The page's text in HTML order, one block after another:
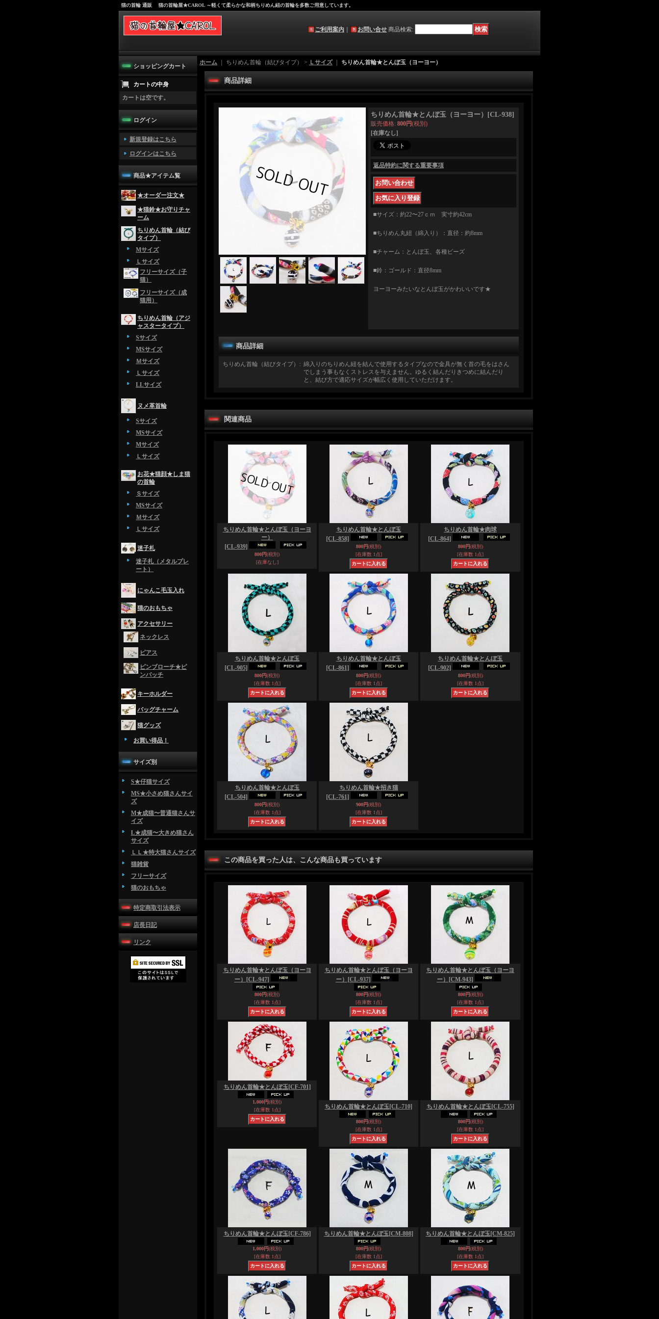
猫の首輪 通販 猫の首輪屋★CAROL ～軽くて柔らかな和柄ちりめん紐の首輪を多数ご用意しています。
ご利用案内 お問い合せ 商品検索:
ショッピングカート
カートの中身
カートは空です。
ログイン
新規登録はこちら
ログインはこちら
商品★アイテム覧
★オーダー注文★
★猫鈴★お守りチャ
ーム
ちりめん首輪（結び
タイプ）
Mサイズ
Ｌサイズ
フリーサイズ（子
猫）
フリーサイズ（成
猫用）
ちりめん首輪（アジ
ャスタータイプ）
Sサイズ
MSサイズ
Ｍサイズ
Ｌサイズ
LLサイズ
ヌメ革首輪
Sサイズ
MSサイズ
Mサイズ
Ｌサイズ
お花★猫顔★しま猫
の首輪
Ｓサイズ
MSサイズ
Ｍサイズ
Ｌサイズ
迷子札
迷子札（メタルプレ
ート）
にゃんこ毛玉入れ
猫のおもちゃ
アクセサリー
ネックレス
ピアス
ピンブローチ★ピ
ンバッチ
キーホルダー
バッグチャーム
猫グッズ
お買い得品！
サイズ別
S★仔猫サイズ
MS★小さめ猫さんサイ
ズ
M★成猫〜普通猫さんサ
イズ
L★成猫〜大きめ猫さん
サイズ
ＬＬ★特大猫さんサイズ
猫雑貨
フリーサイズ
猫のおもちゃ
特定商取引法表示
店長日記
リンク
ホーム ｜ ちりめん首輪（結びタイプ） > Ｌサイズ｜ ちりめん首輪★とんぼ玉（ヨーヨー）
商品詳細
ちりめん首輪★とんぼ玉（ヨーヨー） [CL-938]
販売価格: 800円(税別)
[在庫なし]
返品特約に関する重要事項
■サイズ：約22〜27ｃｍ 実寸約42cm
■ちりめん丸紐（綿入り）：直径：約8mm
■チャーム：とんぼ玉、各種ビーズ
■鈴：ゴールド：直径8mm
ヨーヨーみたいなとんぼ玉がかわいいです★
商品詳細
ちりめん首輪（結びタイプ） : 綿入りのちりめん紐を結んで使用するタイプなので金具が無く首の毛をはさん
でしまう事もなくストレスを与えません。ゆるく結んだりきつめに結んだり
と、結び方で適応サイズが幅広く使用していただけます。
関連商品
ちりめん首輪★とんぼ玉（ヨーヨ
ー）
[CL-939]
800円(税別)
[在庫なし]
ちりめん首輪★とんぼ玉
[CL-858]
800円(税別)
[在庫数 1点]
ちりめん首輪★肉球
[CL-864]
800円(税別)
[在庫数 1点]
ちりめん首輪★とんぼ玉
[CL-905]
800円(税別)
[在庫数 1点]
ちりめん首輪★とんぼ玉
[CL-861]
800円(税別)
[在庫数 1点]
ちりめん首輪★とんぼ玉
[CL-902]
800円(税別)
[在庫数 1点]
ちりめん首輪★とんぼ玉
[CL-504]
800円(税別)
[在庫数 1点]
ちりめん首輪★招き猫
[CL-761]
900円(税別)
[在庫数 1点]
この商品を買った人は、こんな商品も買っています
ちりめん首輪★とんぼ玉（ヨーヨ
ー）
[CL-947]
800円(税別)
[在庫数 1点]
ちりめん首輪★とんぼ玉（ヨーヨ
ー）
[CL-937]
800円(税別)
[在庫数 1点]
ちりめん首輪★とんぼ玉（ヨーヨ
ー）
[CM-943]
800円(税別)
[在庫数 1点]
ちりめん首輪★とんぼ玉[CF-701]
1,000円(税別)
[在庫数 1点]
ちりめん首輪★とんぼ玉[CL-710]
800円(税別)
[在庫数 1点]
ちりめん首輪★とんぼ玉[CL-755]
800円(税別)
[在庫数 1点]
ちりめん首輪★とんぼ玉[CF-786]
1,000円(税別)
[在庫数 1点]
ちりめん首輪★とんぼ玉[CM-808]
800円(税別)
[在庫数 1点]
ちりめん首輪★とんぼ玉[CM-825]
800円(税別)
[在庫数 1点]